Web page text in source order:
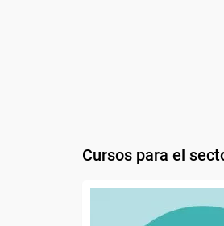
Cursos para el